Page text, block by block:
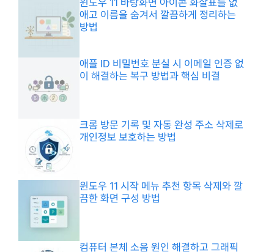
애고 이름을 숨겨서 깔끔하게 정리하는
방법
애플 ID 비밀번호 분실 시 이메일 인증 없
이 해결하는 복구 방법과 핵심 비결
크롬 방문 기록 및 자동 완성 주소 삭제로
개인정보 보호하는 방법
윈도우 11 시작 메뉴 추천 항목 삭제와 깔
끔한 화면 구성 방법
컴퓨터 본체 소음 원인 해결하고 그래픽